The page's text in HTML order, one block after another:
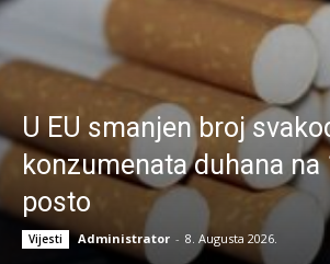
U EU smanjen broj
konzumenata duhana na
posto
Vijesti Administrator - 8. Augusta 2026.